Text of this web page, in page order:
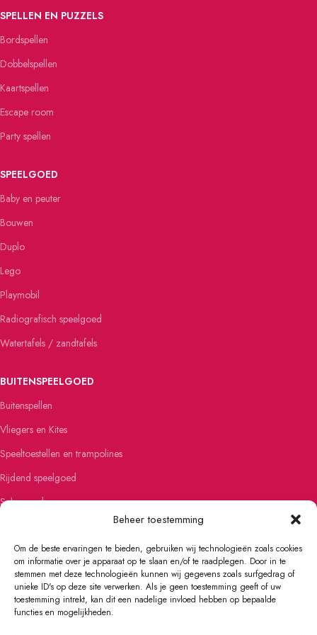
Beheer toestemming
Om de beste ervaringen te bieden, gebruiken wij technologieën zoals cookies
om informatie over je apparaat op te slaan en/of te raadplegen. Door in te
stemmen met deze technologieën kunnen wij gegevens zoals surfgedrag of
unieke ID's op deze site verwerken. Als je geen toestemming geeft of uw
toestemming intrekt, kan dit een nadelige invloed hebben op bepaalde
functies en mogelijkheden.
SPELLEN EN PUZZELS
Bordspellen
Dobbelspellen
Kaartspellen
Escape room
Party spellen
SPEELGOED
Baby en peuter
Bouwen
Duplo
Lego
Playmobil
Radiografisch speelgoed
Watertafels / zandtafels
BUITENSPEELGOED
Buitenspellen
Vliegers en Kites
Speeltoestellen en trampolines
Rijdend speelgoed
Schommels
FIETSEN EN SKATEN
Kinderfietsen
Loopfietsen